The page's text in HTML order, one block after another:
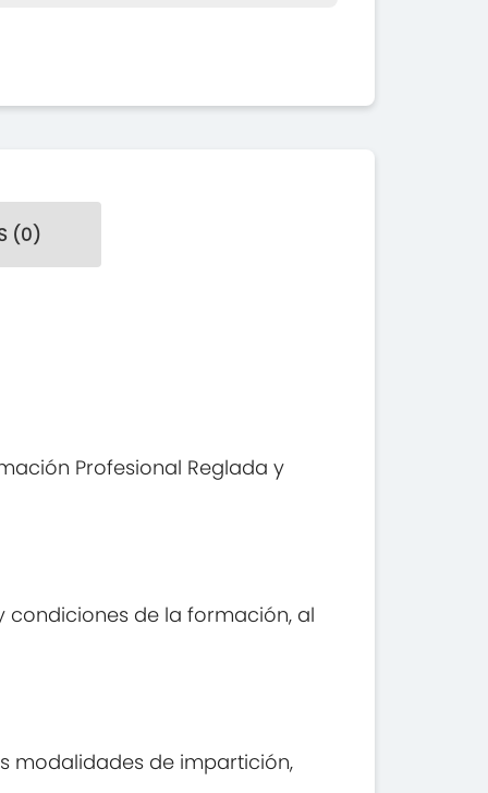
(0)
Profesional Reglada y
de la formación, al
modalidades de impartición,